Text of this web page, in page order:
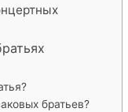
братьев?